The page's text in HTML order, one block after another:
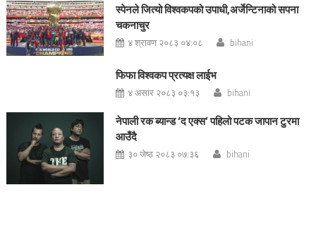
स्पेनले जित्यो विश्वकपको उपाधी,अर्जेन्टिनाको सपना
चकनाचुर
४ श्रावण २०८३ ०४:०८ bihani
फिफा विश्वकप प्रत्यक्ष लाईभ
४ असार २०८३ ०३:१३ bihani
नेपाली रक ब्यान्ड ‘द एक्स’ पहिलो पटक जापान टुरमा
आउँदै
३० जेष्ठ २०८३ ०७:३६ bihani